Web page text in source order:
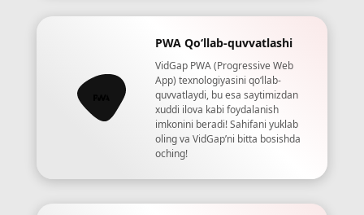
PWA Qoʻllab-quvvatlashi
VidGap PWA (Progressive Web
App) texnologiyasini qoʻllab-
quvvatlaydi, bu esa saytimizdan
xuddi ilova kabi foydalanish
imkonini beradi! Sahifani yuklab
oling va VidGap’ni bitta bosishda
oching!